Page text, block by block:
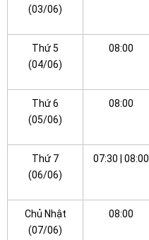
(03/06)
Thứ 5
(04/06)
08:00
Thứ 6
(05/06)
08:00
Thứ 7
(06/06)
07:30 | 08:00
Chủ Nhật
(07/06)
08:00